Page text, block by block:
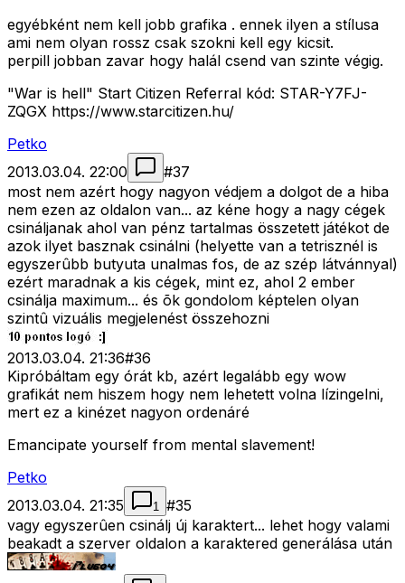
egyébként nem kell jobb grafika . ennek ilyen a stílusa
ami nem olyan rossz csak szokni kell egy kicsit.
perpill jobban zavar hogy halál csend van szinte végig.
"War is hell" Start Citizen Referral kód: STAR-Y7FJ-
ZQGX https://www.starcitizen.hu/
Petko
2013.03.04. 22:00
#37
most nem azért hogy nagyon védjem a dolgot de a hiba
nem ezen az oldalon van... az kéne hogy a nagy cégek
csináljanak ahol van pénz tartalmas összetett játékot de
azok ilyet basznak csinálni (helyette van a tetrisznél is
egyszerûbb butyuta unalmas fos, de az szép látvánnyal)
ezért maradnak a kis cégek, mint ez, ahol 2 ember
csinálja maximum... és õk gondolom képtelen olyan
szintû vizuális megjelenést összehozni
2013.03.04. 21:36#36
Kipróbáltam egy órát kb, azért legalább egy wow
grafikát nem hiszem hogy nem lehetett volna lízingelni,
mert ez a kinézet nagyon ordenáré
Emancipate yourself from mental slavement!
Petko
2013.03.04. 21:35
1 #35
vagy egyszerûen csinálj új karaktert... lehet hogy valami
beakadt a szerver oldalon a karaktered generálása után